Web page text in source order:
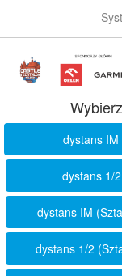
dystans IM
dystans 1/2
dystans IM
dystans 1/2